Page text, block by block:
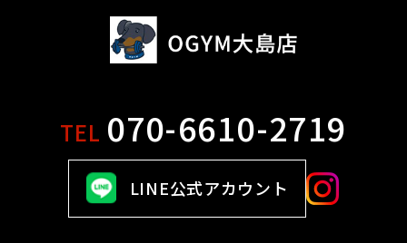
TEL 070-6610-2719
LINE公式アカウント